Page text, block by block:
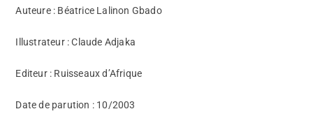
Auteure : Béatrice Lalinon Gbado
Illustrateur : Claude Adjaka
Editeur : Ruisseaux d’Afrique
Date de parution : 10/2003